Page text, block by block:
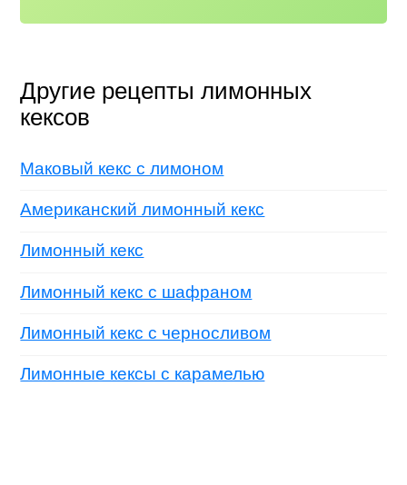
Другие рецепты лимонных
кексов
Маковый кекс с лимоном
Американский лимонный кекс
Лимонный кекс
Лимонный кекс с шафраном
Лимонный кекс с черносливом
Лимонные кексы с карамелью